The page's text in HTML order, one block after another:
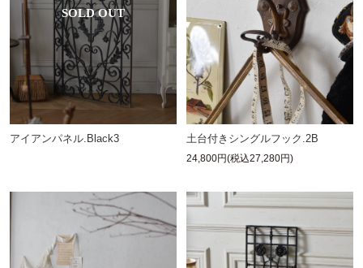
アイアンパネル.Black3 土台付きシングルフック.2B
24,800円(税込27,280円)